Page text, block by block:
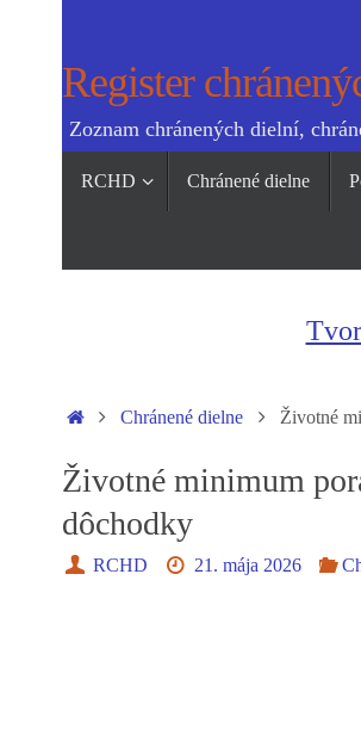
Register
Zoznam chránených dielní,
RCHD Chránené dielne
HomeChránené dielne Životné
Životné minimum
dôchodky
RCHD 21. mája 2026